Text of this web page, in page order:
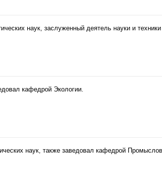
наук, заслуженный деятель науки и
кафедрой Экологии.
наук, также заведовал кафедрой